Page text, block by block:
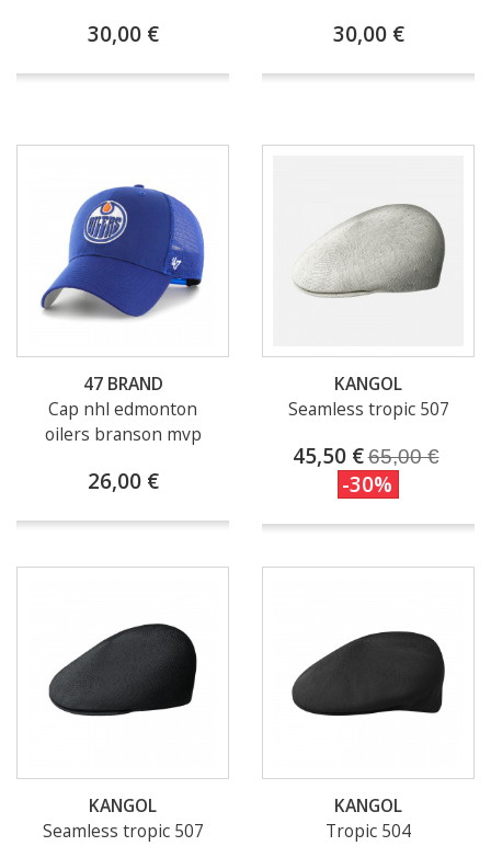
30,00 € 30,00 €
47 BRAND
Cap nhl edmonton
oilers branson mvp
26,00 €
KANGOL
Seamless tropic 507
45,50 €65,00 €
-30%
KANGOL
Seamless tropic 507
KANGOL
Tropic 504